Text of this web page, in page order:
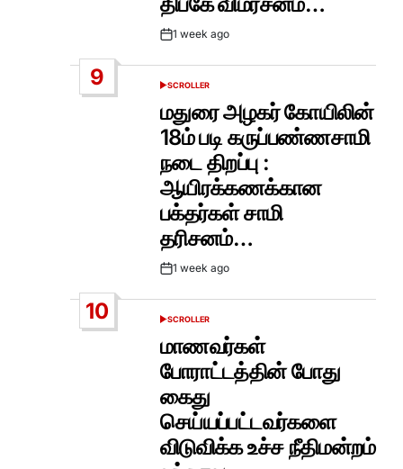
Post1 week ago
9
POSTED
SCROLLER
மதுரை அழகர் கோயிலின்
18ம் படி கருப்பண்ணசாமி
நடை திறப்பு :
ஆயிரக்கணக்கான
பக்தர்கள் சாமி
தரிசனம்…
Post1 week ago
10
POSTED
SCROLLER
மாணவர்கள்
போராட்டத்தின் போது
கைது
செய்யப்பட்டவர்களை
விடுவிக்க உச்ச நீதிமன்றம்